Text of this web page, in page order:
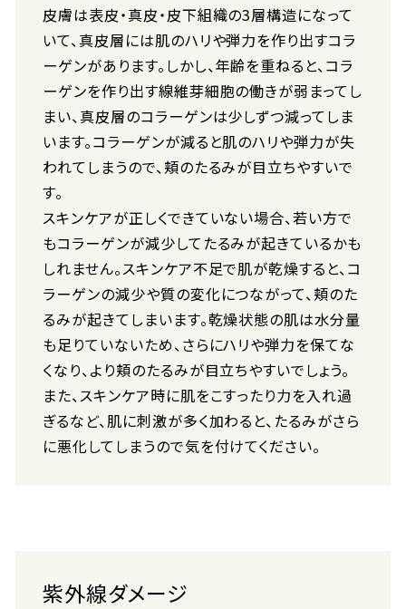
皮膚は表皮・真皮・皮下組織の3層構造になって
いて、真皮層には肌のハリや弾力を作り出すコラ
ーゲンがあります。しかし、年齢を重ねると、コラ
ーゲンを作り出す線維芽細胞の働きが弱まってし
まい、真皮層のコラーゲンは少しずつ減ってしま
います。コラーゲンが減ると肌のハリや弾力が失
われてしまうので、頬のたるみが目立ちやすいで
す。
スキンケアが正しくできていない場合、若い方で
もコラーゲンが減少してたるみが起きているかも
しれません。スキンケア不足で肌が乾燥すると、コ
ラーゲンの減少や質の変化につながって、頬のた
るみが起きてしまいます。乾燥状態の肌は水分量
も足りていないため、さらにハリや弾力を保てな
くなり、より頬のたるみが目立ちやすいでしょう。
また、スキンケア時に肌をこすったり力を入れ過
ぎるなど、肌に刺激が多く加わると、たるみがさら
に悪化してしまうので気を付けてください。
紫外線ダメージ